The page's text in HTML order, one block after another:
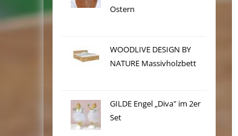
Ostern
WOODLIVE DESIGN BY
NATURE Massivholzbett
GILDE Engel „Diva" im 2er
Set